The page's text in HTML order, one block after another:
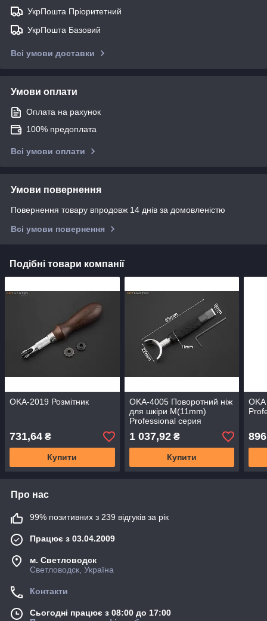
УкрПошта Пріоритетний
УкрПошта Базовий
Всі умови доставки
Умови оплати
Оплата на рахунок
100% предоплата
Всі умови оплати
Умови повернення
Повернення товару впродовж 14 днів за домовленістю
Всі умови повернення
Подібні товари компанії
OKA-2019 Розмітник
731,64 ₴
Купити
OKA-4005 Поворотний ніж
для шкіри M(11mm)
Professional серия
1 037,92₴
Купити
Про нас
99% позитивних з 239 відгуків за рік
Працює з 03.04.2009
м. Светловодск
Светловодск, Україна
Контакти
Сьогодні працює з 08:00 до 17:00